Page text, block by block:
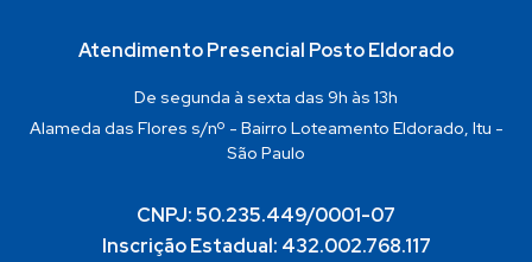
Atendimento Presencial Posto Eldorado
De segunda à sexta das 9h às 13h
Alameda das Flores s/nº - Bairro Loteamento Eldorado, Itu -
São Paulo
CNPJ: 50.235.449/0001-07
Inscrição Estadual: 432.002.768.117